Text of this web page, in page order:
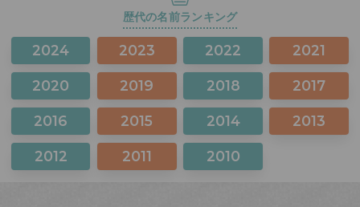
歴代の名前ランキング
2024 2023 2022 2021
2020 2019 2018 2017
2016 2015 2014 2013
2012 2011 2010